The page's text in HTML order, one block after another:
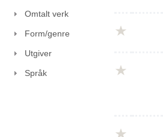
Omtalt verk
Form/genre
Utgiver
Språk